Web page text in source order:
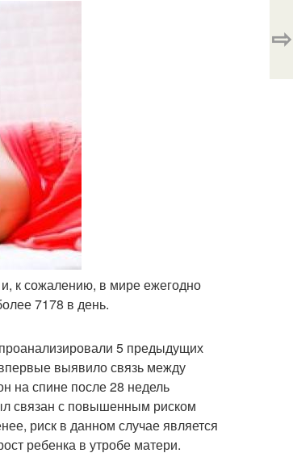
к сожалению, в мире ежегодно
7178 в день.
5 предыдущих
выявило связь между
на спине после 28 недель
связан с повышенным риском
риск в данном случае является
ребенка в утробе матери.
⇨